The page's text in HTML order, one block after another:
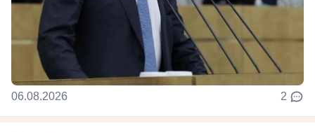
06.08.2026 2